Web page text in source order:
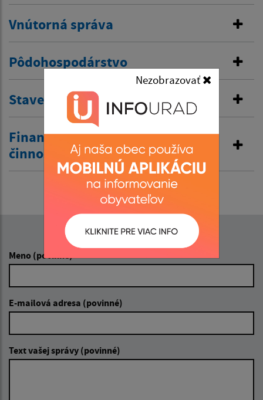
Vnútorná správa
Pôdohospodárstvo
Stavebná správa
Finančná správa a obchodná
činnosť
Napíšte nám:
Meno (povinné)
E-mailová adresa (povinné)
Text vašej správy (povinné)
Nezobrazovať